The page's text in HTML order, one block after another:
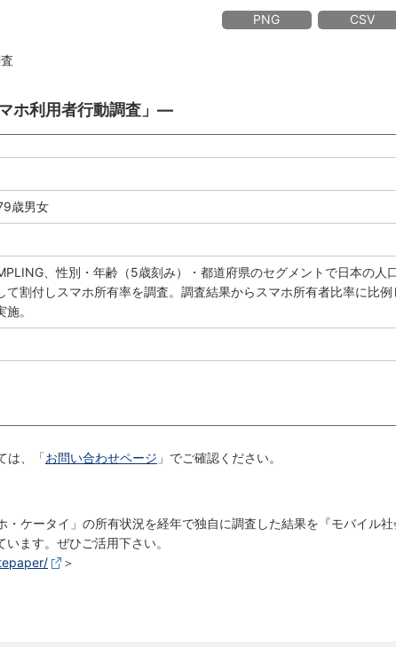
PNG CSV
ホ利用者行動調査」―
歳男女
、性別・年齢（5歳刻み）・都道府県のセグメントで日本の人
て割付しスマホ所有率を調査。調査結果からスマホ所有者比率に比例
。
は、「お問い合わせページ 」でご確認ください。
・ケータイ」の所有状況を経年で独自に調査した結果を『モバイル社
ます。ぜひご活用下さい。
＞